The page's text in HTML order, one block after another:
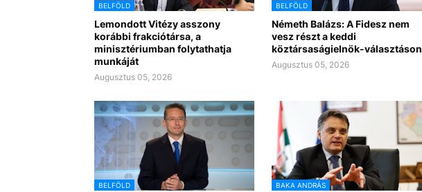
BELFÖLD
Lemondott Vitézy asszony
korábbi frakciótársa, a
minisztériumban folytathatja
munkáját
Augusztus 05, 2026
BELFÖLD
Németh Balázs: A Fidesz nem
vesz részt a keddi
köztársaságielnök-választáson
Augusztus 05, 2026
BELFÖLD BAKA ANDRÁS